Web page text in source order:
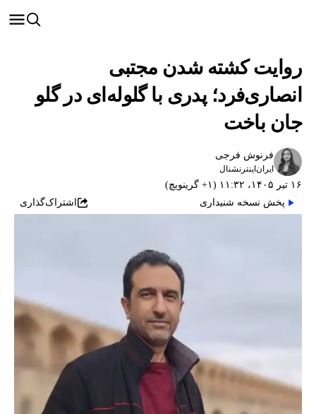
روایت کشته شدن مجتبی
انصاری‌فرد؛ پدری با گلوله‌‌ای در گلو
جان باخت
فرنوش فرجی
ایران‌اینترنشنال
۱۶ تیر ۱۴۰۵، ۱۱:۳۲ (‎+۱ گرینویچ)
پخش نسخه شنیداری
اشتراک‌گذاری